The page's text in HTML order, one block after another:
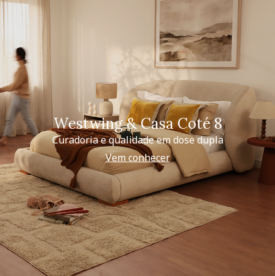
Westwing & Casa Coté 8
Curadoria e qualidade em dose dupla
Vem conhecer